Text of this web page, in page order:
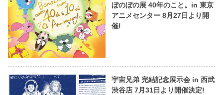
ぼのぼの展 40年のこと。in 東京
アニメセンター 8月27日より開
催!
宇宙兄弟 完結記念展示会 in 西武
渋谷店 7月31日より開催決定!